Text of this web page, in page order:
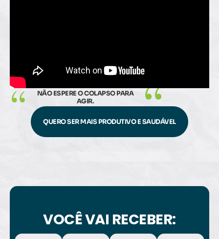
NÃO ESPERE O COLAPSO PARA
AGIR.
QUERO SER MAIS PRODUTIVO E SAUDÁVEL
VOCÊ VAI RECEBER: